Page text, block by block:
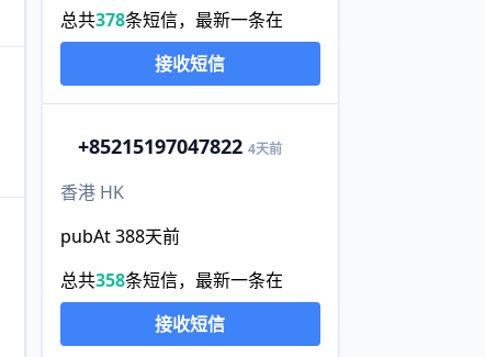
总共378条短信，最新一条在
接收短信
+85215197047822 4天前
香港 HK
pubAt 388天前
总共358条短信，最新一条在
接收短信